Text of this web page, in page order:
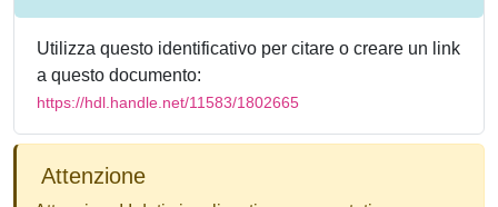
Utilizza questo identificativo per citare o creare un link
a questo documento:
https://hdl.handle.net/11583/1802665
Attenzione